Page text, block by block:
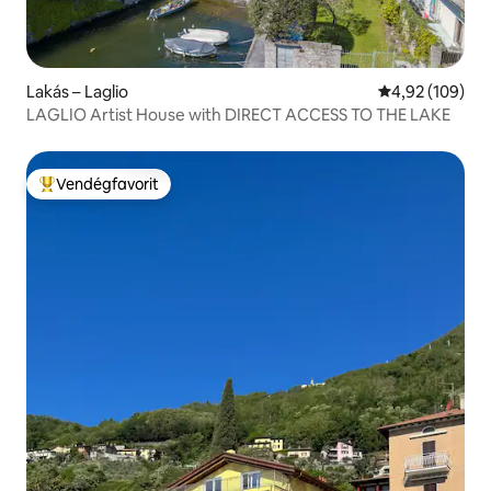
Lakás – Laglio Átlagos
4,92 (109)
LAGLIO Artist House with DIRECT ACCESS TO THE LAKE
Kiemelt vendégfavorit
Vendégfavorit